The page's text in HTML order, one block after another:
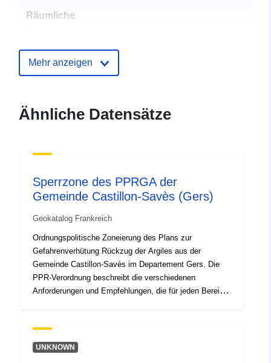
Räumliche
Identifikatoren:
0743-4d9f-b211-
120066022-srv-92b1f008-bfa0-
4d25-b679-511f755e5495
Typ:
http://inspire.ec.europa.eu/
codelist/SpatialDataServiceType/
Mehr anzeigen
Ähnliche Datensätze
Sperrzone des PPRGA der
Gemeinde Castillon-Savès (Gers)
Geokatalog Frankreich
Ordnungspolitische Zoneierung des Plans zur
Gefahrenverhütung Rückzug der Argiles aus der
Gemeinde Castillon-Savès im Departement Gers. Die
PPR-Verordnung beschreibt die verschiedenen
Anforderungen und Empfehlungen, die für jeden Bereich
Bestimmungen und betreffen vor allem den Bau neuer
Häuser. Einige gelten jedoch auch für bestehende
UNKNOWN